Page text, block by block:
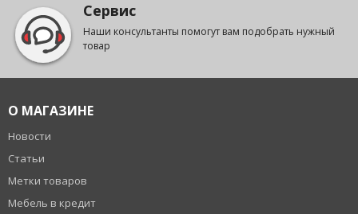
Сервис
Наши консультанты помогут вам подобрать нужный
товар
О МАГАЗИНЕ
Новости
Статьи
Метки товаров
Мебель в кредит